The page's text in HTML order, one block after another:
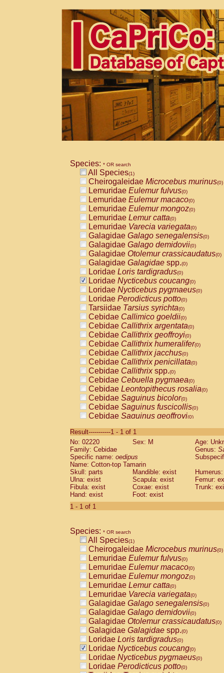
Species: * OR search
All Species(1)
Cheirogaleidae Microcebus murinus(0)
Lemuridae Eulemur fulvus(0)
Lemuridae Eulemur macaco(0)
Lemuridae Eulemur mongoz(0)
Lemuridae Lemur catta(0)
Lemuridae Varecia variegata(0)
Galagidae Galago senegalensis(0)
Galagidae Galago demidovii(0)
Galagidae Otolemur crassicaudatus(0)
Galagidae Galagidae spp.(0)
Loridae Loris tardigradus(0)
Loridae Nycticebus coucang(0)
Loridae Nycticebus pygmaeus(0)
Loridae Perodicticus potto(0)
Tarsiidae Tarsius syrichta(0)
Cebidae Callimico goeldii(0)
Cebidae Callithrix argentata(0)
Cebidae Callithrix geoffroyi(0)
Cebidae Callithrix humeralifer(0)
Cebidae Callithrix jacchus(0)
Cebidae Callithrix penicillata(0)
Cebidae Callithrixspp.(0)
Cebidae Cebuella pygmaea(0)
Cebidae Leontopithecus rosalia(0)
Cebidae Saguinus bicolor(0)
Cebidae Saguinus fuscicollis(0)
Cebidae Saguinus geoffroyi(0)
CebidaeSaguinus labiatus(0)
Cebidae Saguinus leucopus (0)
Cebidae
CebidaeSaguinus mystax
Cebidae Saguinus nigricollis (0)
Cebidae Saguinus oedipus
Cebidae Saguinus weddelli
Cebidae Saguinusspp.
Cebidae
CebidaeCebus capucinus
CebidaeCebus nigrivittatus
CebidaeCebus spp.(0)
CebidaeSaimiri boliviensis(0)
CebidaeSaimiri sciureus(0)
AtelidaeAlouatta caraya(0)
AtelidaeAlouatta fusca(0)
AtelidaeAlouatta seniculus(0)
AtelidaeAlouattaspp.(0)
AtelidaeAteles belzebuth(0)
AtelidaeAteles geoffroyi(0)
AtelidaeAteles paniscus(0)
AtelidaeAtelesspp.(0)
AtelidaeLagothrix lagothricha(0)
AtelidaeLagothrix lagothricha cana
PitheciidaeCacajao calvus
Result-----------1 - 1 of 1
No: 02220
Sex: M
Age:
Family: Cebidae
Genus:
Specific name: oedipus
Name: Cotton-top Tamarin
Skull: parts
Mandible: exist
Ulna: exist
Scapula: exist
Femur:
Fibula: exist
Coxae: exist
Trunk:
Hand: exist
Foot: exist
1 - 1 of 1
Species: * OR search
All Species(1)
Cheirogaleidae Microcebus murinus(0)
Lemuridae Eulemur fulvus(0)
Lemuridae Eulemur macaco(0)
Lemuridae Eulemur mongoz(0)
Lemuridae Lemur catta(0)
Lemuridae Varecia variegata(0)
Galagidae Galago senegalensis(0)
Galagidae Galago demidovii(0)
Galagidae Otolemur crassicaudatus(0)
Galagidae Galagidae spp.(0)
Loridae Loris tardigradus(0)
Loridae Nycticebus coucang(0)
Loridae Nycticebus pygmaeus(0)
Loridae Perodicticus potto(0)